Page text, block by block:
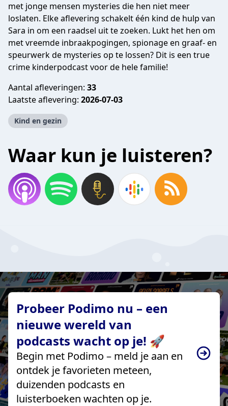
met jonge mensen mysteries die hen niet meer
loslaten. Elke aflevering schakelt één kind de hulp van
Sara in om een raadsel uit te zoeken. Lukt het hen om
met vreemde inbraakpogingen, spionage en graaf- en
speurwerk de mysteries op te lossen? Dit is een true
crime kinderpodcast voor de hele familie!
Aantal afleveringen: 33
Laatste aflevering: 2026-07-03
Kind en gezin
Waar kun je luisteren?
Probeer Podimo nu – een
nieuwe wereld van
podcasts wacht op je! 🚀
Begin met Podimo – meld je aan en
ontdek je favorieten meteen,
duizenden podcasts en
luisterboeken wachten op je.